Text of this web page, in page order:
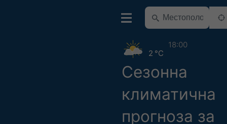
Сезонна
климатична
прогноза за
2 °C
18:00